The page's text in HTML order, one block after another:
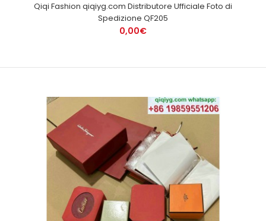
Qiqi Fashion qiqiyg.com Distributore Ufficiale Foto di
Spedizione QF205
0,00€